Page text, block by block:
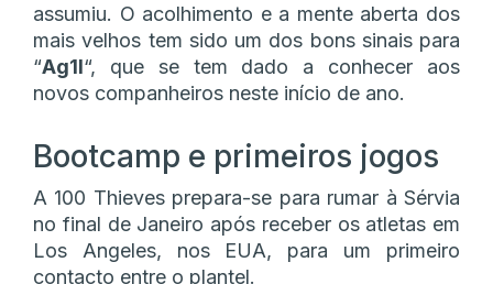
assumiu. O acolhimento e a mente aberta dos
mais velhos tem sido um dos bons sinais para
“Ag1l“, que se tem dado a conhecer aos
novos companheiros neste início de ano.
Bootcamp e primeiros jogos
A 100 Thieves prepara-se para rumar à Sérvia
no final de Janeiro após receber os atletas em
Los Angeles, nos EUA, para um primeiro
contacto entre o plantel.